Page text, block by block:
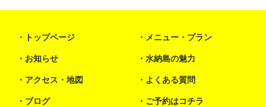
トップページ メニュー・プラン
お知らせ 水納島の魅力
アクセス・地図 よくある質問
ブログ ご予約はコチラ